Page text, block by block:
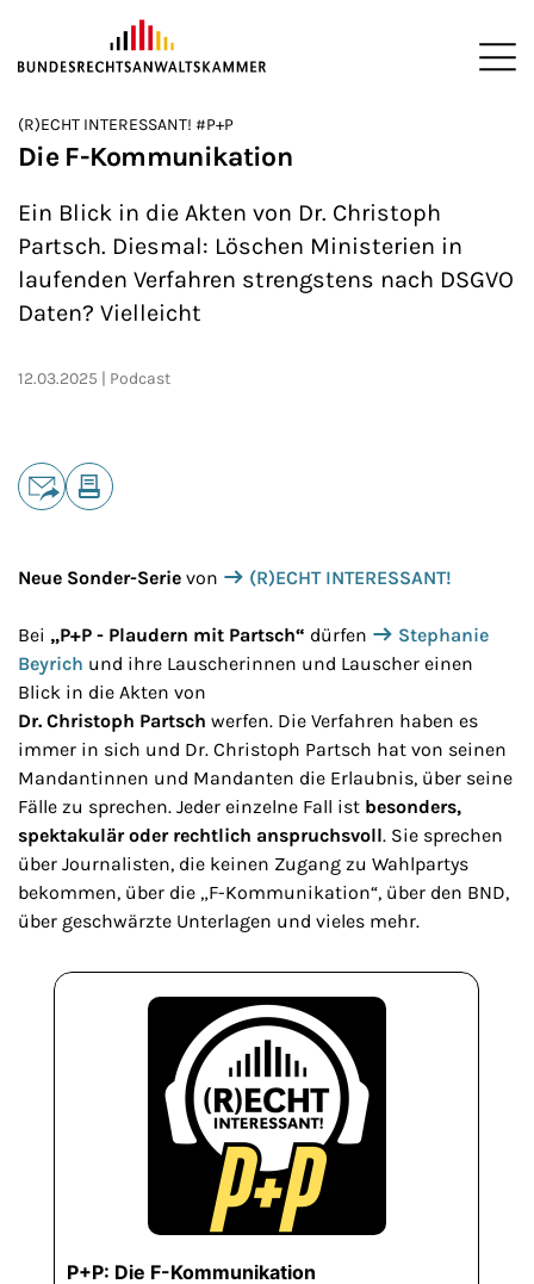
ZUM HAUPTINHALT SPRINGEN
Sie befinden sich hier:
>
Startseite
>
Newsroom
>
Podcasts
(R)ECHT INTERESSANT! #P+P
Die F-Kommunikation
Ein Blick in die Akten von Dr. Christoph
Partsch. Diesmal: Löschen Ministerien in
laufenden Verfahren strengstens nach DSGVO
Daten? Vielleicht
12.03.2025 Podcast
Teilen
Neue Sonder-Serie von (R)ECHT INTERESSANT!
Bei „P+P - Plaudern mit Partsch“ dürfen
Stephanie
Beyrich und ihre Lauscherinnen und Lauscher einen
Blick in die Akten von
Dr. Christoph Partsch werfen. Die Verfahren haben es
immer in sich und Dr. Christoph Partsch hat von seinen
Mandantinnen und Mandanten die Erlaubnis, über seine
Fälle zu sprechen. Jeder einzelne Fall ist besonders,
spektakulär oder rechtlich anspruchsvoll. Sie sprechen
über Journalisten, die keinen Zugang zu Wahlpartys
bekommen, über die „F-Kommunikation“, über den BND,
über geschwärzte Unterlagen und vieles mehr.